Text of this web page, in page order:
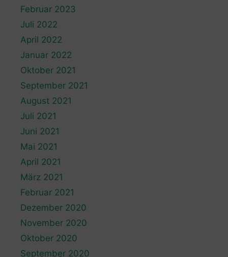
Februar 2023
Juli 2022
April 2022
Januar 2022
Oktober 2021
September 2021
August 2021
Juli 2021
Juni 2021
Mai 2021
April 2021
März 2021
Februar 2021
Dezember 2020
November 2020
Oktober 2020
September 2020